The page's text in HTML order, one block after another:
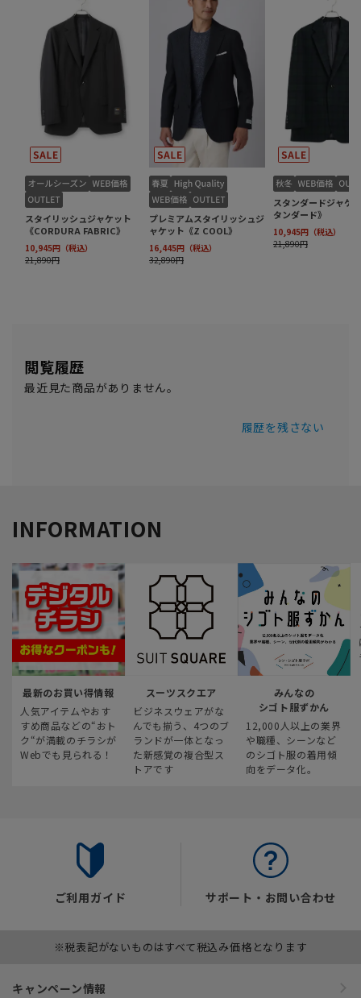
閲覧履歴
最近見た商品がありません。
履歴を残さない
INFORMATION
最新のお買い得情報
人気アイテムやおす
すめ商品などの“おト
ク“が満載のチラシが
Webでも見られる！
スーツスクエア
ビジネスウェアがな
んでも揃う、4つのブ
ランドが一体となっ
た新感覚の複合型ス
トアです
みんなの
シゴト服ずかん
12,000人以上の業界
や職種、シーンなど
のシゴト服の着用傾
向をデータ化。
ご利用ガイド サポート・お問い合わせ
※税表記がないものはすべて税込み価格となります
キャンペーン情報